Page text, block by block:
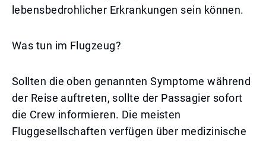
lebensbedrohlicher Erkrankungen sein können.
Was tun im Flugzeug?
Sollten die oben genannten Symptome während
der Reise auftreten, sollte der Passagier sofort
die Crew informieren. Die meisten
Fluggesellschaften verfügen über medizinische